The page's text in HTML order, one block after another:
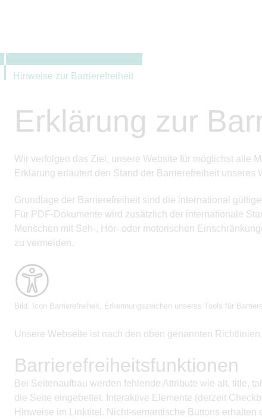
Hinweise zur Barrierefreiheit
Erklärung zur
Wir verfolgen das Ziel, unsere Website für möglichst alle
Erklärung erläutert den Stand der Barrierefreiheit
Grundlage der Barrierefreiheit sind die international
Für PDF-Dokumente wird zusätzlich der internationale
Menschen mit Seh-, Hör- oder motorischen
zu vermeiden.
Bild: Icon Barrierefreiheit, Erkennungszeichen unseres Tools für
Unsere Webseite ist nach den oben genannten
Barrierefreiheitsfunktionen
Bei Seitenaufbau werden fehlende Attribute wie alt, title,
die Seite eingebettet. Interaktive Elemente (derzeit
Hinweise im Linktitel. Nicht-semantische Buttons erhalten